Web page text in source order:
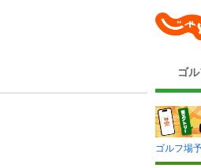
ゴ
ゴルフ場